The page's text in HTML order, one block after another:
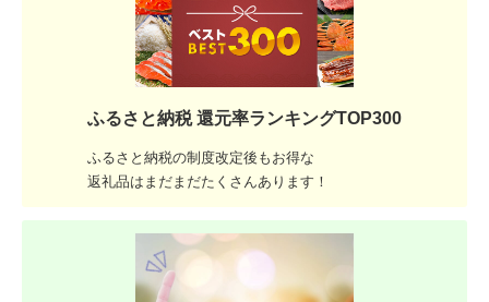
ふるさと納税 還元率ランキングTOP300
ふるさと納税の制度改定後もお得な
返礼品はまだまだたくさんあります！